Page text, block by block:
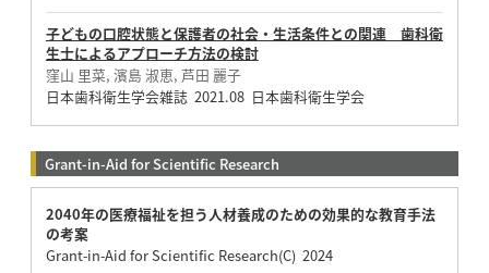
子どもの口腔状態と保護者の社会・生活条件との関連 歯科衛
生士によるアプローチ方法の検討
窪山 里菜, 濱島 淑恵, 芦田 麗子
日本歯科衛生学会雑誌 2021.08 日本歯科衛生学会
Grant-in-Aid for Scientific Research
2040年の医療福祉を担う人材養成のための効果的な教育手法
の考案
Grant-in-Aid for Scientific Research(C) 2024